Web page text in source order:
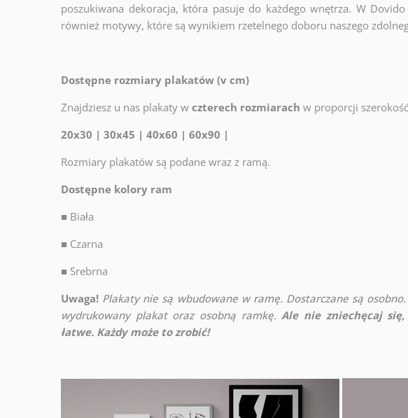
poszukiwana dekoracja, która pasuje do każdego wnętrza. W
również motywy, które są wynikiem rzetelnego doboru naszego
Dostępne rozmiary plakatów (v cm)
Znajdziesz u nas plakaty w czterech rozmiarach w proporcji
20x30 | 30x45 | 40x60 | 60x90 |
Rozmiary plakatów są podane wraz z ramą.
Dostępne kolory ram
■ Biała
■ Czarna
■ Srebrna
Uwaga! Plakaty nie są wbudowane w ramę. Dostarczane są
wydrukowany plakat oraz osobną ramkę. Ale nie zniechęcaj
łatwe. Każdy może to zrobić!